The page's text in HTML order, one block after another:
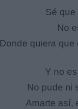
Sé que
No
Donde quiera
Y no
No pude ni
Amarte así,